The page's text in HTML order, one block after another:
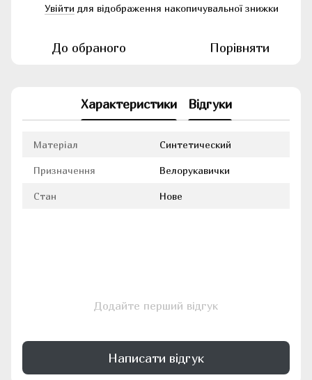
Увійти для відображення накопичувальної знижки
До обраного Порівняти
Характеристики Відгуки
Матеріал Синтетический
Призначення Велорукавички
Стан Нове
Додайте перший відгук
Написати відгук